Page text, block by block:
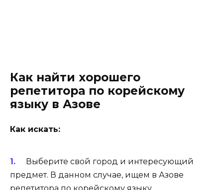
Как найти хорошего
репетитора по корейскому
языку в Азове
Как искать:
Выберите свой город и интересующий
предмет. В данном случае, ищем в Азове